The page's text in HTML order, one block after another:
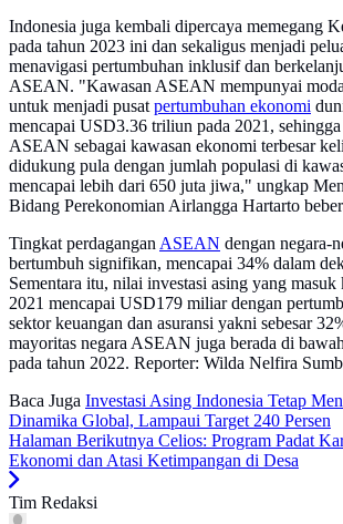
Indonesia juga kembali dipercaya memegang
pada tahun 2023 ini dan sekaligus menjadi
menavigasi pertumbuhan inklusif dan
ASEAN. "Kawasan ASEAN mempunyai
untuk menjadi pusat pertumbuhan ekonomi
mencapai USD3.36 triliun pada 2021,
ASEAN sebagai kawasan ekonomi terbesar
didukung pula dengan jumlah populasi di
mencapai lebih dari 650 juta jiwa," ungkap
Bidang Perekonomian Airlangga Hartarto
Tingkat perdagangan ASEAN dengan negara-
bertumbuh signifikan, mencapai 34% dalam
Sementara itu, nilai investasi asing yang
2021 mencapai USD179 miliar dengan
sektor keuangan dan asuransi yakni sebesar
mayoritas negara ASEAN juga berada di
pada tahun 2022. Reporter: Wilda Nelfira
Baca Juga Investasi Asing Indonesia Tetap
Dinamika Global, Lampaui Target 240 Persen
Halaman Berikutnya Celios: Program Padat
Ekonomi dan Atasi Ketimpangan di Desa
Tim Redaksi